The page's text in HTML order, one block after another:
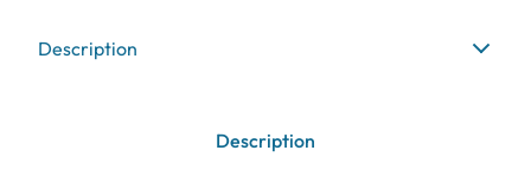
Description
Description